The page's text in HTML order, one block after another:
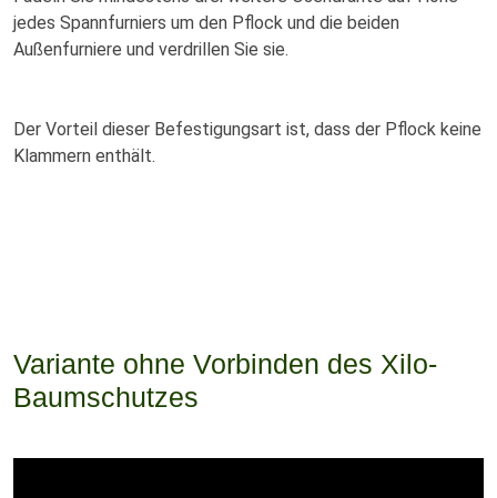
jedes Spannfurniers um den Pflock und die beiden
Außenfurniere und verdrillen Sie sie.
Der Vorteil dieser Befestigungsart ist, dass der Pflock keine
Klammern enthält.
Variante ohne Vorbinden des Xilo-
Baumschutzes